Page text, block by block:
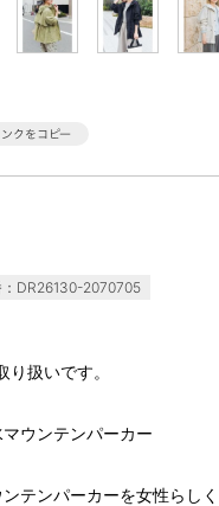
：DR26130-2070705
扱いです。
ウンテンパーカー
テンパーカーを女性らしく